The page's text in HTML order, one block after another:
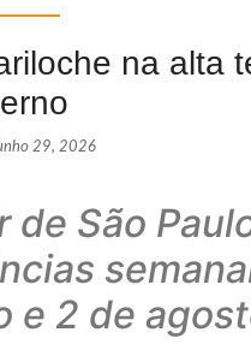
na alta
29, 2026
São
e 2 de